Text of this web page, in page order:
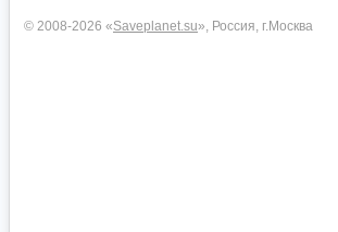
© 2008-2026 «Saveplanet.su», Россия, г.Москва